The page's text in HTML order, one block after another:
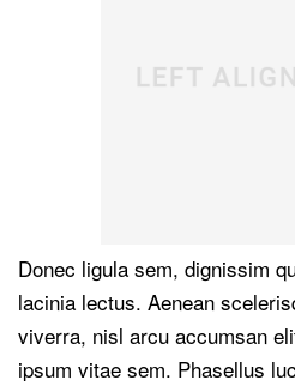
Donec ligula sem, dignissim
lacinia lectus. Aenean
viverra, nisl arcu accumsan
ipsum vitae sem. Phasellus